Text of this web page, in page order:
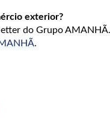
exterior?
do Grupo AMANHÃ.
.